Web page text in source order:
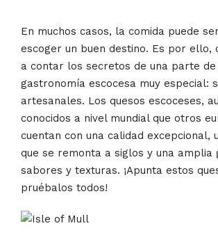
En muchos casos, la comida puede
escoger un buen destino. Es por ello,
a contar los secretos de una parte
gastronomía escocesa muy especial:
artesanales. Los quesos escoceses,
conocidos a nivel mundial que otros
cuentan con una calidad excepcional,
que se remonta a siglos y una amplia
sabores y texturas. ¡Apunta estos
pruébalos todos!